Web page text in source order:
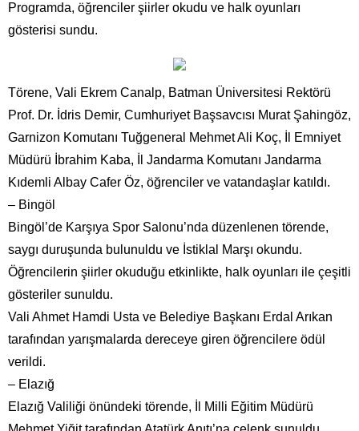
Programda, öğrenciler şiirler okudu ve halk oyunları
gösterisi sundu.
Törene, Vali Ekrem Canalp, Batman Üniversitesi Rektörü
Prof. Dr. İdris Demir, Cumhuriyet Başsavcısı Murat Şahingöz,
Garnizon Komutanı Tuğgeneral Mehmet Ali Koç, İl Emniyet
Müdürü İbrahim Kaba, İl Jandarma Komutanı Jandarma
Kıdemli Albay Cafer Öz, öğrenciler ve vatandaşlar katıldı.
– Bingöl
Bingöl’de Karşıya Spor Salonu’nda düzenlenen törende,
saygı duruşunda bulunuldu ve İstiklal Marşı okundu.
Öğrencilerin şiirler okuduğu etkinlikte, halk oyunları ile çeşitli
gösteriler sunuldu.
Vali Ahmet Hamdi Usta ve Belediye Başkanı Erdal Arıkan
tarafından yarışmalarda dereceye giren öğrencilere ödül
verildi.
– Elazığ
Elazığ Valiliği önündeki törende, İl Milli Eğitim Müdürü